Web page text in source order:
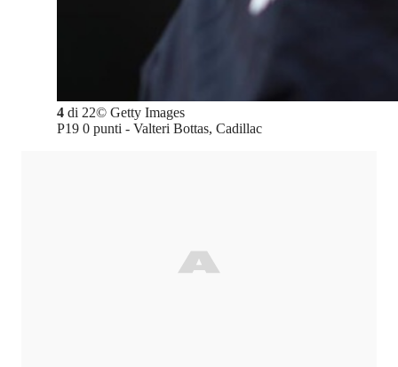
4 di 22© Getty Images
P19 0 punti - Valteri Bottas, Cadillac